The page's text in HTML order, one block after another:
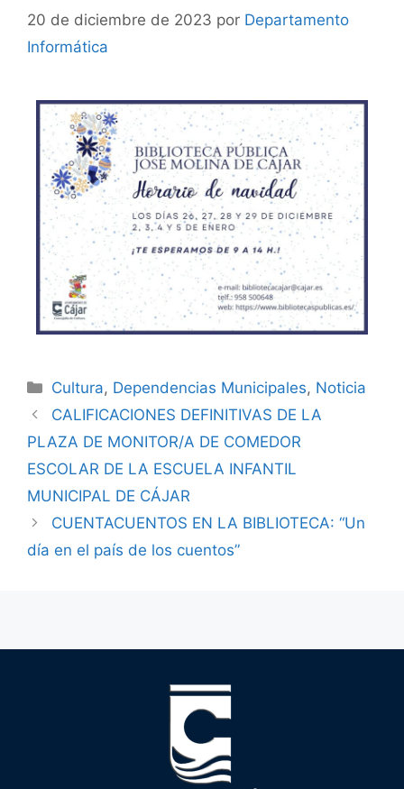
20 de diciembre de 2023 por Departamento
Informática
Cultura, Dependencias Municipales, Noticia
CALIFICACIONES DEFINITIVAS DE LA
PLAZA DE MONITOR/A DE COMEDOR
ESCOLAR DE LA ESCUELA INFANTIL
MUNICIPAL DE CÁJAR
CUENTACUENTOS EN LA BIBLIOTECA: “Un
día en el país de los cuentos”